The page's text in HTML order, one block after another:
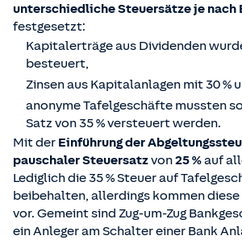
unterschiedliche Steuersätze je nach
festgesetzt:
Kapitalerträge aus Dividenden
besteuert,
Zinsen aus Kapitalanlagen mit 30 %
anonyme Tafelgeschäfte mussten
Satz von 35 % versteuert werden.
Mit der Einführung der
pauschaler Steuersatzvon25 %auf
Lediglich die 35 % Steuer auf
beibehalten, allerdings kommen
vor. Gemeint sind Zug-um-Zug
ein Anleger am Schalter einer Bank